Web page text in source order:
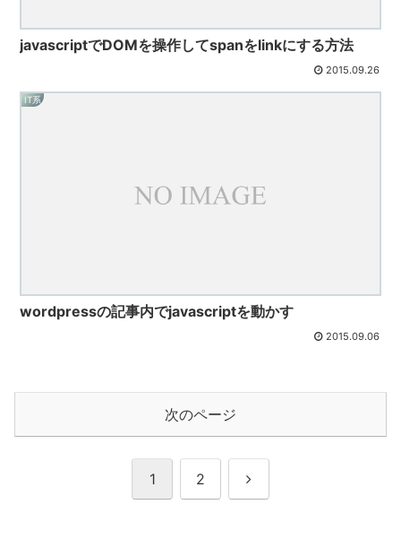
javascriptでDOMを操作してspanをlinkにする方法
2015.09.26
IT系
wordpressの記事内でjavascriptを動かす
2015.09.06
次のページ
1 2 次